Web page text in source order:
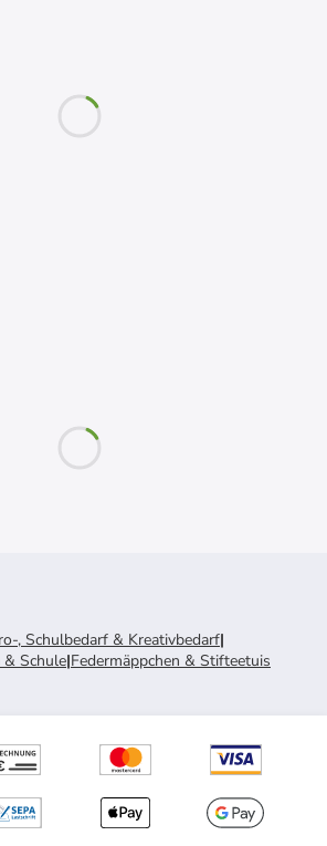
, Schulbedarf & Kreativbedarf|
& Schule|Federmäppchen & Stifteetuis